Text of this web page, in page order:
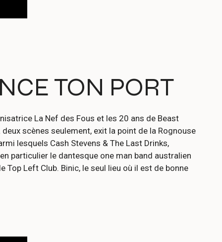
TON PORT
La Nef des Fous et les 20 ans de Beast
scènes seulement, exit la point de la Rognouse
lesquels Cash Stevens & The Last Drinks,
particulier le dantesque one man band australien
Left Club. Binic, le seul lieu où il est de bonne